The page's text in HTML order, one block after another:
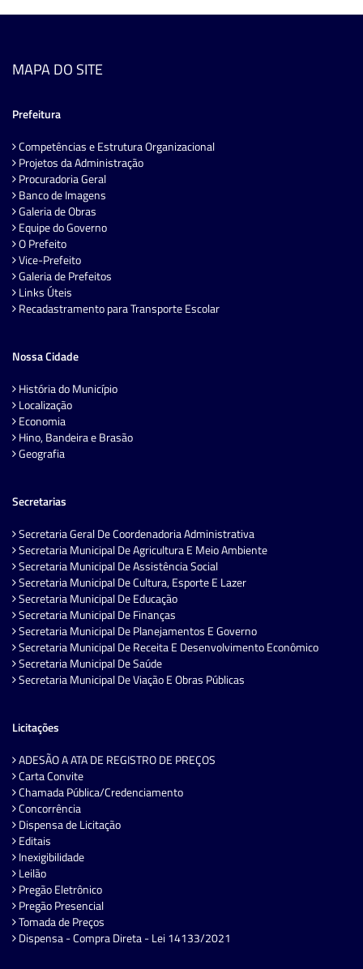
MAPA DO SITE
Prefeitura
Competências e Estrutura Organizacional
Projetos da Administração
Procuradoria Geral
Banco de Imagens
Galeria de Obras
Equipe do Governo
O Prefeito
Vice-Prefeito
Galeria de Prefeitos
Links Úteis
Recadastramento para Transporte Escolar
Nossa Cidade
História do Município
Localização
Economia
Hino, Bandeira e Brasão
Geografia
Secretarias
Secretaria Geral De Coordenadoria Administrativa
Secretaria Municipal De Agricultura E Meio Ambiente
Secretaria Municipal De Assistência Social
Secretaria Municipal De Cultura, Esporte E Lazer
Secretaria Municipal De Educação
Secretaria Municipal De Finanças
Secretaria Municipal De Planejamentos E Governo
Secretaria Municipal De Receita E Desenvolvimento Econômico
Secretaria Municipal De Saúde
Secretaria Municipal De Viação E Obras Públicas
Licitações
ADESÃO A ATA DE REGISTRO DE PREÇOS
Carta Convite
Chamada Pública/Credenciamento
Concorrência
Dispensa de Licitação
Editais
Inexigibilidade
Leilão
Pregão Eletrônico
Pregão Presencial
Tomada de Preços
Dispensa - Compra Direta - Lei 14133/2021